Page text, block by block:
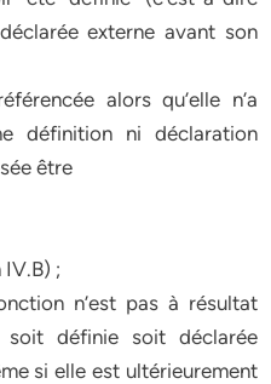
externe avant son
alors qu’elle n’a
définition ni déclaration
être
;
n’est pas à résultat
définie soit déclarée
si elle est ultérieurement